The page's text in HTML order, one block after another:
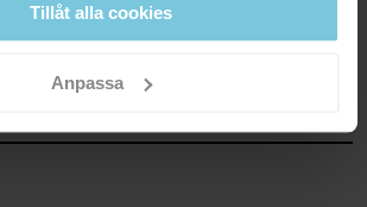
Tillåt alla cookies
Anpassa